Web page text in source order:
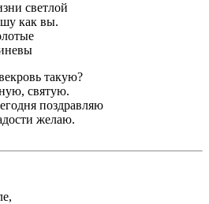
светлой
как вы.
такую?
святую.
поздравляю
желаю.